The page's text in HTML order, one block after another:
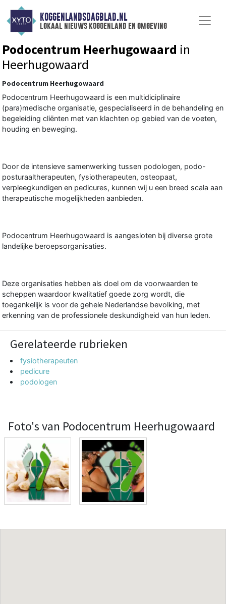
KOGGENLANDSDAGBLAD.NL
lokaal nieuws koggenland en omgeving
Podocentrum Heerhugowaard in
Heerhugowaard
Podocentrum Heerhugowaard
Podocentrum Heerhugowaard is een multidiciplinaire
(para)medische organisatie, gespecialiseerd in de behandeling en
begeleiding cliënten met van klachten op gebied van de voeten,
houding en beweging.
Door de intensieve samenwerking tussen podologen, podo-
posturaaltherapeuten, fysiotherapeuten, osteopaat,
verpleegkundigen en pedicures, kunnen wij u een breed scala aan
therapeutische mogelijkheden aanbieden.
Podocentrum Heerhugowaard is aangesloten bij diverse grote
landelijke beroepsorganisaties.
Deze organisaties hebben als doel om de voorwaarden te
scheppen waardoor kwalitatief goede zorg wordt, die
toegankelijk is voor de gehele Nederlandse bevolking, met
erkenning van de professionele deskundigheid van hun leden.
Gerelateerde rubrieken
fysiotherapeuten
pedicure
podologen
Foto's van Podocentrum Heerhugowaard